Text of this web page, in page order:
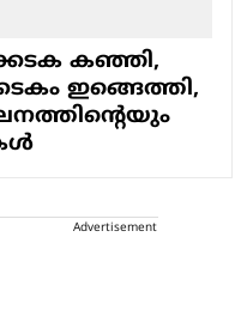
കഞ്ഞി,
ഇങ്ങെത്തി,
Advertisement